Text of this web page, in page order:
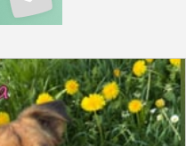
nur ernstgemeinte
aber ein